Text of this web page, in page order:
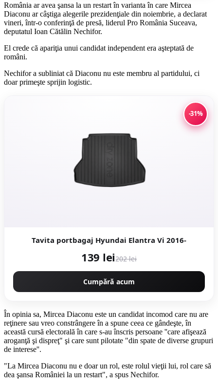
România ar avea şansa la un restart în varianta în care Mircea
Diaconu ar câştiga alegerile prezidenţiale din noiembrie, a declarat
vineri, într-o conferinţă de presă, liderul Pro România Suceava,
deputatul Ioan Cătălin Nechifor.
El crede că apariţia unui candidat independent era aşteptată de
români.
Nechifor a subliniat că Diaconu nu este membru al partidului, ci
doar primeşte sprijin logistic.
-31%
Tavita portbagaj Hyundai Elantra Vi 2016-
139 lei202 lei
Cumpără acum
În opinia sa, Mircea Diaconu este un candidat incomod care nu are
reţinere sau vreo constrângere în a spune ceea ce gândeşte, în
această cursă electorală în care s-au înscris persoane ''care afişează
aroganţă şi dispreţ" şi care sunt pilotate "din spate de diverse grupuri
de interese''.
"La Mircea Diaconu nu e doar un rol, este rolul vieţii lui, rol care să
dea şansa României la un restart", a spus Nechifor.